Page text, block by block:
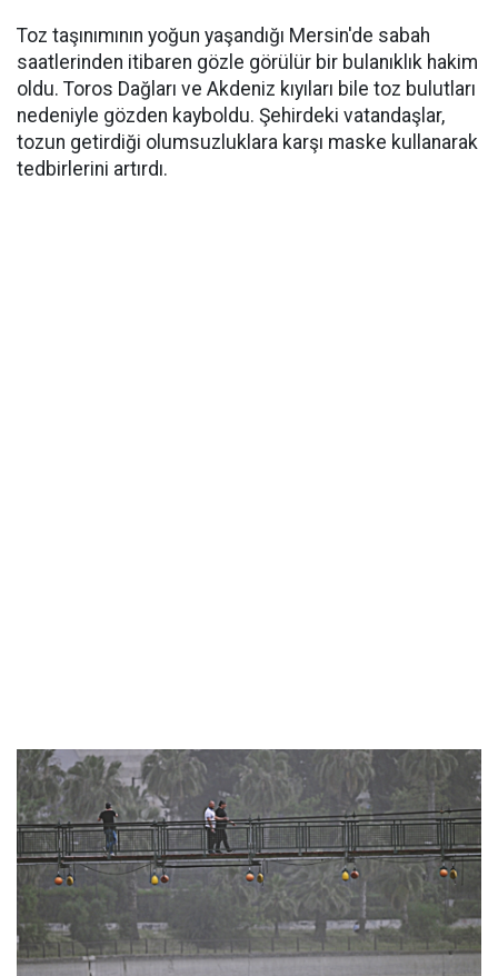
Toz taşınımının yoğun yaşandığı Mersin'de sabah
saatlerinden itibaren gözle görülür bir bulanıklık hakim
oldu. Toros Dağları ve Akdeniz kıyıları bile toz bulutları
nedeniyle gözden kayboldu. Şehirdeki vatandaşlar,
tozun getirdiği olumsuzluklara karşı maske kullanarak
tedbirlerini artırdı.